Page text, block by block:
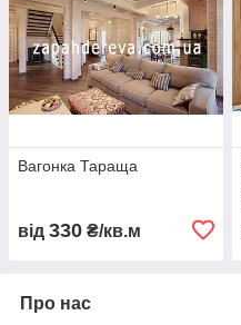
Вагонка Тараща
від 330 ₴/кв.м
Про нас